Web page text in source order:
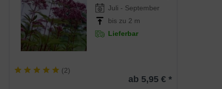
Juli - September
bis zu 2 m
Lieferbar
(2)
ab 5,95 € *